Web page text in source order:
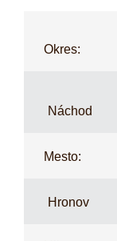
Okres:
Náchod
Mesto:
Hronov